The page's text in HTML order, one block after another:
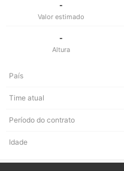
-
Valor estimado
-
Altura
País
Time atual
Período do contrato
Idade